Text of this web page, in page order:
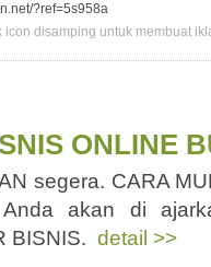
?ref=5s958a
icon disamping untuk membuat
ONLINE
segera. CARA
Anda akan di
BISNIS. detail >>